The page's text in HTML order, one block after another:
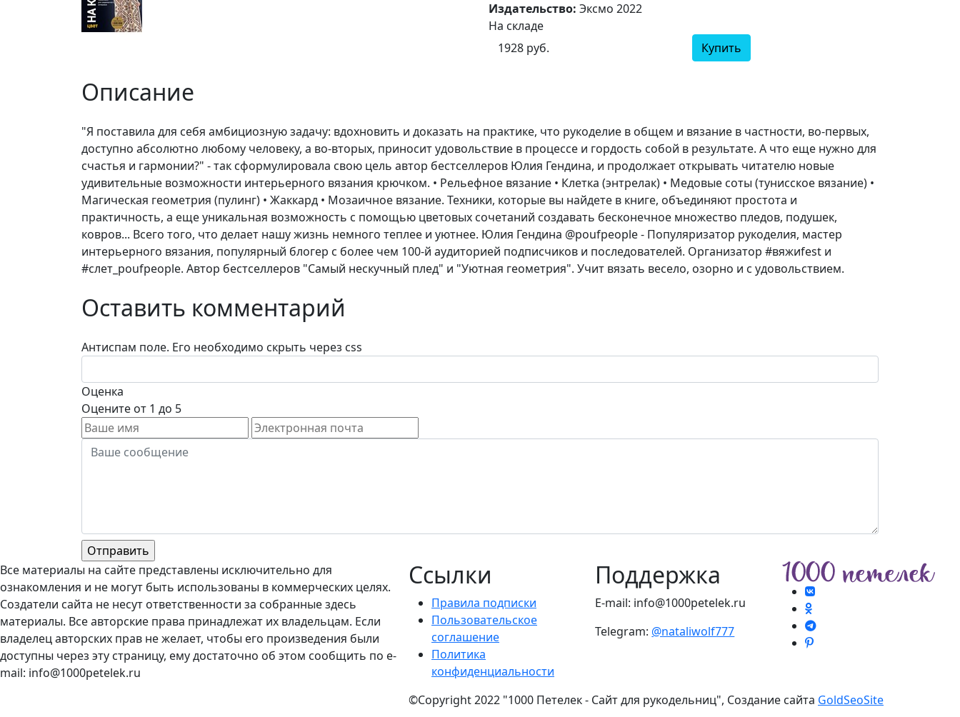
Издательство: Эксмо 2022
На складе
1928 руб.
Купить
Описание
"Я поставила для себя амбициозную задачу: вдохновить и доказать на практике, что рукоделие в общем и вязание в частности, во-первых,
доступно абсолютно любому человеку, а во-вторых, приносит удовольствие в процессе и гордость собой в результате. А что еще нужно для
счастья и гармонии?" - так сформулировала свою цель автор бестселлеров Юлия Гендина, и продолжает открывать читателю новые
удивительные возможности интерьерного вязания крючком. • Рельефное вязание • Клетка (энтрелак) • Медовые соты (тунисское вязание) •
Магическая геометрия (пулинг) • Жаккард • Мозаичное вязание. Техники, которые вы найдете в книге, объединяют простота и
практичность, а еще уникальная возможность с помощью цветовых сочетаний создавать бесконечное множество пледов, подушек,
ковров... Всего того, что делает нашу жизнь немного теплее и уютнее. Юлия Гендина @poufpeople - Популяризатор рукоделия, мастер
интерьерного вязания, популярный блогер с более чем 100-й аудиторией подписчиков и последователей. Организатор #вяжиfest и
#слет_poufpeople. Автор бестселлеров "Самый нескучный плед" и "Уютная геометрия". Учит вязать весело, озорно и с удовольствием.
Оставить комментарий
Антиспам поле. Его необходимо скрыть через css
Оценка
Оцените от 1 до 5
Все материалы на сайте представлены исключительно для
ознакомления и не могут быть использованы в коммерческих целях.
Создатели сайта не несут ответственности за собранные здесь
материалы. Все авторские права принадлежат их владельцам. Если
владелец авторских прав не желает, чтобы его произведения были
доступны через эту страницу, ему достаточно об этом сообщить по e-
mail: info@1000petelek.ru
Ссылки
Правила подписки
Пользовательское
соглашение
Политика
конфиденциальности
Поддержка
E-mail: info@1000petelek.ru
Telegram: @nataliwolf777
©Copyright 2022 "1000 Петелек - Сайт для рукодельниц", Создание сайта GoldSeoSite